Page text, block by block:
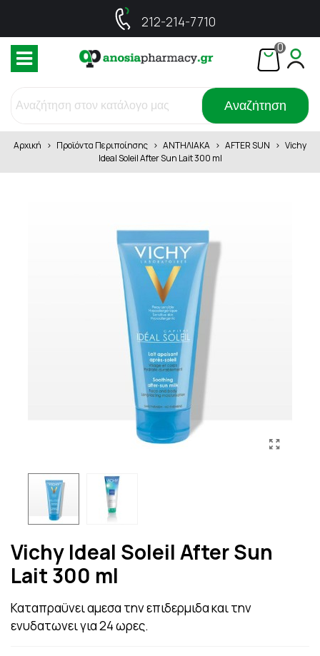
212-214-7710
0
Αναζήτηση
Αρχική > Προϊόντα Περιποίησης > ΑΝΤΗΛΙΑΚΑ > AFTER SUN > Vichy
Ideal Soleil After Sun Lait 300 ml
Vichy Ideal Soleil After Sun
Lait 300 ml
Καταπραϋνει αμεσα την επιδερμιδα και την
ενυδατωνει για 24 ωρες.